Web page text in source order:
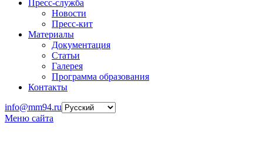
Пресс-служба
Новости
Пресс-кит
Материалы
Документация
Статьи
Галерея
Программа образования
Контакты
info@mm94.ru
Меню сайта